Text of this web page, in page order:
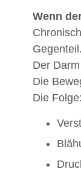
Wenn
Gegenteil.
Der
Die
Die Folge: